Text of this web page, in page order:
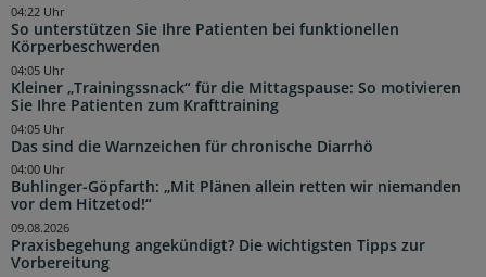
So unterstützen Sie Ihre Patienten bei funktionellen
Körperbeschwerden
04:22 Uhr
Kleiner „Trainingssnack“ für die Mittagspause: So motivieren
Sie Ihre Patienten zum Krafttraining
04:05 Uhr
Das sind die Warnzeichen für chronische Diarrhö
04:05 Uhr
Buhlinger-Göpfarth: „Mit Plänen allein retten wir niemanden
vor dem Hitzetod!“
04:00 Uhr
Praxisbegehung angekündigt? Die wichtigsten Tipps zur
Vorbereitung
09.08.2026